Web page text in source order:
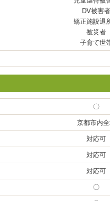
DV被害者
矯正施設退
被災者
子育て世
〇
京都市内
対応可
対応可
対応可
〇